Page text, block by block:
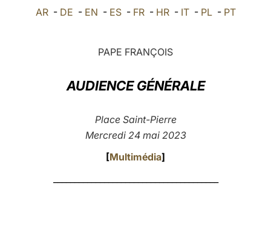
中文
AR- DE - EN - ES- FR- HR- IT- PL- PT
PAPE FRANÇOIS
AUDIENCE GÉNÉRALE
Place Saint-Pierre
Mercredi 24 mai 2023
[Multimédia]